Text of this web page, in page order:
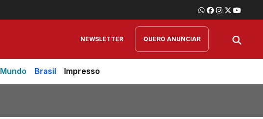
NEWSLETTER QUERO ANUNCIAR
Mundo Brasil Impresso